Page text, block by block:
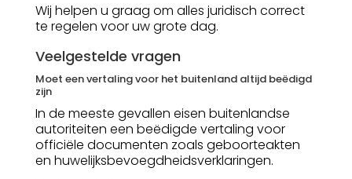
Wij helpen u graag om alles juridisch correct
te regelen voor uw grote dag.
Veelgestelde vragen
Moet een vertaling voor het buitenland altijd beëdigd
zijn
In de meeste gevallen eisen buitenlandse
autoriteiten een beëdigde vertaling voor
officiële documenten zoals geboorteakten
en huwelijksbevoegdheidsverklaringen.